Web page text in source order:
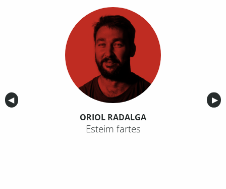
Anterior
◀︎ ▶︎
ORIOL RADALGA
Esteim fartes